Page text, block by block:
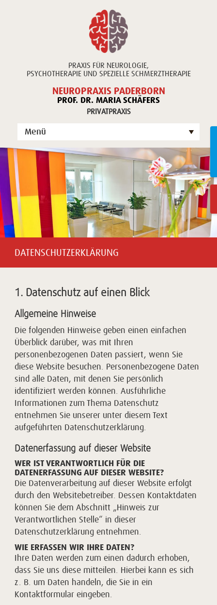
PRAXIS FÜR NEUROLOGIE,
PSYCHOTHERAPIE UND SPEZIELLE SCHMERZTHERAPIE
NEUROPRAXIS PADERBORN
PROF. DR. MARIA SCHÄFERS
PRIVATPRAXIS
Menü
Unsere Praxis
Unsere Leistungen
Publikationen
Kontakt
Home
DATENSCHUTZERKLÄRUNG
1. Datenschutz auf einen Blick
Allgemeine Hinweise
Die folgenden Hinweise geben einen einfachen
Überblick darüber, was mit Ihren
personenbezogenen Daten passiert, wenn Sie
diese Website besuchen. Personenbezogene Daten
sind alle Daten, mit denen Sie persönlich
identifiziert werden können. Ausführliche
Informationen zum Thema Datenschutz
entnehmen Sie unserer unter diesem Text
aufgeführten Datenschutzerklärung.
Datenerfassung auf dieser Website
WER IST VERANTWORTLICH FÜR DIE
DATENERFASSUNG AUF DIESER WEBSITE?
Die Datenverarbeitung auf dieser Website erfolgt
durch den Websitebetreiber. Dessen Kontaktdaten
können Sie dem Abschnitt „Hinweis zur
Verantwortlichen Stelle“ in dieser
Datenschutzerklärung entnehmen.
WIE ERFASSEN WIR IHRE DATEN?
Ihre Daten werden zum einen dadurch erhoben,
dass Sie uns diese mitteilen. Hierbei kann es sich
z. B. um Daten handeln, die Sie in ein
Kontaktformular eingeben.